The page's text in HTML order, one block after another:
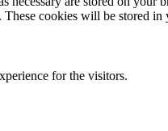
These cookies will be stored
for the visitors.